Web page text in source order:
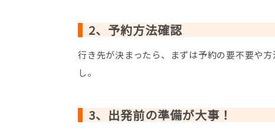
2、予約方法確認
行き先が決まったら、まずは予約の要不要や
し。
3、出発前の準備が大事！